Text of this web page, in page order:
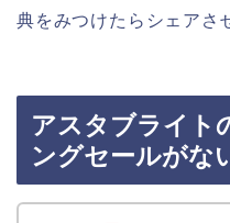
典をみつけたらシェアさ
アスタブライト
ングセールがな